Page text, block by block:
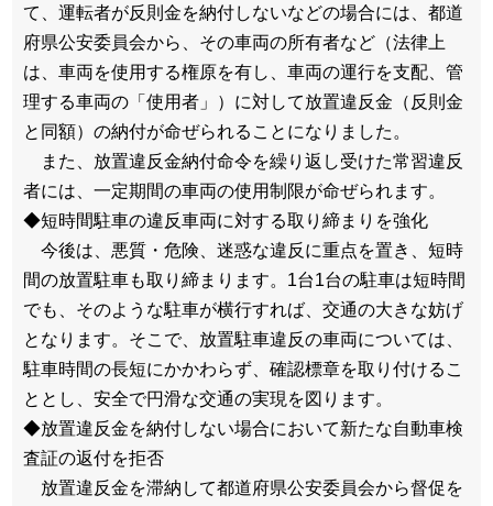
て、運転者が反則金を納付しないなどの場合には、都道
府県公安委員会から、その車両の所有者など（法律上
は、車両を使用する権原を有し、車両の運行を支配、管
理する車両の「使用者」）に対して放置違反金（反則金
と同額）の納付が命ぜられることになりました。
また、放置違反金納付命令を繰り返し受けた常習違反
者には、一定期間の車両の使用制限が命ぜられます。
◆短時間駐車の違反車両に対する取り締まりを強化
今後は、悪質・危険、迷惑な違反に重点を置き、短時
間の放置駐車も取り締まります。1台1台の駐車は短時間
でも、そのような駐車が横行すれば、交通の大きな妨げ
となります。そこで、放置駐車違反の車両については、
駐車時間の長短にかかわらず、確認標章を取り付けるこ
ととし、安全で円滑な交通の実現を図ります。
◆放置違反金を納付しない場合において新たな自動車検
査証の返付を拒否
放置違反金を滞納して都道府県公安委員会から督促を